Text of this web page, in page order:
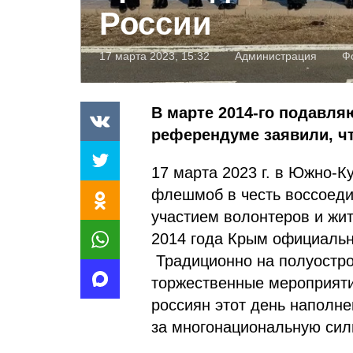
России
17 марта 2023, 15:32 Администрация
В марте 2014-го
референдуме заявили,
17 марта 2023 г. в Южно-
флешмоб в честь
участием волонтеров и
2014 года Крым
Традиционно на
торжественные
россиян этот день
за многонациональную